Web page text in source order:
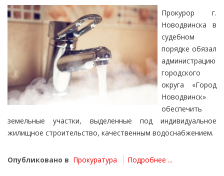
Прокурор г.
Новодвинска в
судебном
порядке обязал
администрацию
городского
округа «Город
Новодвинск»
обеспечить
земельные участки, выделенные под индивидуальное
жилищное строительство, качественным водоснабжением.
Опубликовано в Прокуратура Подробнее ...